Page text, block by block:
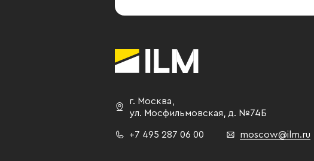
г. Москва,
ул. Мосфильмовская, д. №74Б
+7 495 287 06 00 moscow@ilm.ru